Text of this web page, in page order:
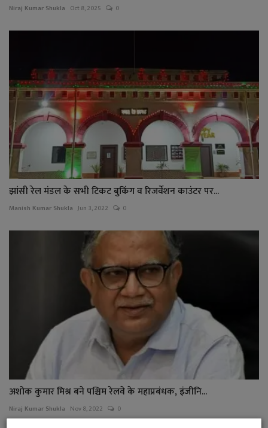
Niraj Kumar Shukla Oct 8, 2025 0
झांसी रेल मंडल के सभी टिकट बुकिंग व रिजर्वेशन काउंटर पर...
Manish Kumar Shukla Jun 3, 2022 0
अशोक कुमार मिश्र बने पश्चिम रेलवे के महाप्रबंधक, इंजीनि...
Niraj Kumar Shukla Nov 8, 2022 0